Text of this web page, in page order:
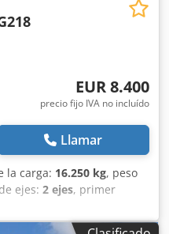
EUR 8.400
precio fijo IVA no incluído
Llamar
la carga: 16.250 kg, peso
ejes: 2 ejes, primer
inmediatamente en